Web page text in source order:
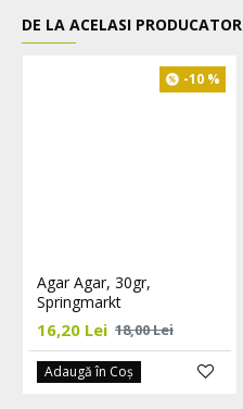
DE LA ACELASI PRODUCATOR
-10 %
Agar Agar, 30gr,
Springmarkt
16,20 Lei 18,00 Lei
Adaugă în Coş